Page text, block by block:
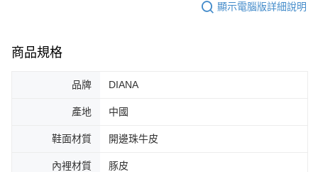
顯示電腦版詳細說明
商品規格
品牌 DIANA
產地 中國
鞋面材質 開邊珠牛皮
內裡材質 豚皮